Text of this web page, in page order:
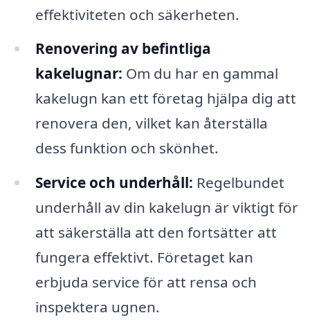
effektiviteten och säkerheten.
Renovering av befintliga
kakelugnar: Om du har en gammal
kakelugn kan ett företag hjälpa dig att
renovera den, vilket kan återställa
dess funktion och skönhet.
Service och underhåll: Regelbundet
underhåll av din kakelugn är viktigt för
att säkerställa att den fortsätter att
fungera effektivt. Företaget kan
erbjuda service för att rensa och
inspektera ugnen.